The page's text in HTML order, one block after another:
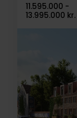
11.595.000 -
13.995.000 kr.